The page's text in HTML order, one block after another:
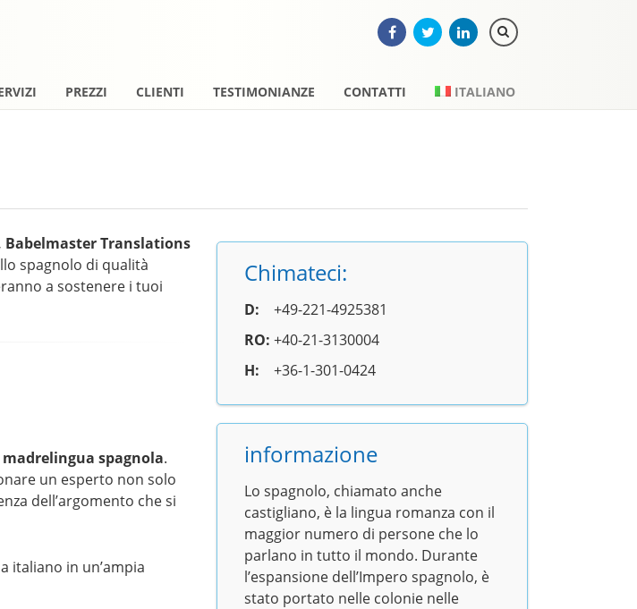
PREZZI CLIENTI TESTIMONIANZE CONTATTI ITALIANO
Translations
spagnolo di qualità
a sostenere i tuoi
madrelingua spagnola.
un esperto non solo
dell’argomento che si
italiano in un’ampia
Chimateci:
D: +49-221-4925381
RO: +40-21-3130004
H: +36-1-301-0424
informazione
Lo spagnolo, chiamato anche
castigliano, è la lingua romanza con il
maggior numero di persone che lo
parlano in tutto il mondo. Durante
l’espansione dell’Impero spagnolo, è
stato portato nelle colonie nelle